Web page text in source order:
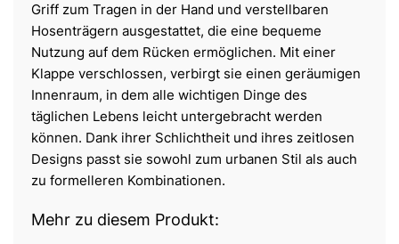
Griff zum Tragen in der Hand und verstellbaren
Hosenträgern ausgestattet, die eine bequeme
Nutzung auf dem Rücken ermöglichen. Mit einer
Klappe verschlossen, verbirgt sie einen geräumigen
Innenraum, in dem alle wichtigen Dinge des
täglichen Lebens leicht untergebracht werden
können. Dank ihrer Schlichtheit und ihres zeitlosen
Designs passt sie sowohl zum urbanen Stil als auch
zu formelleren Kombinationen.
Mehr zu diesem Produkt: